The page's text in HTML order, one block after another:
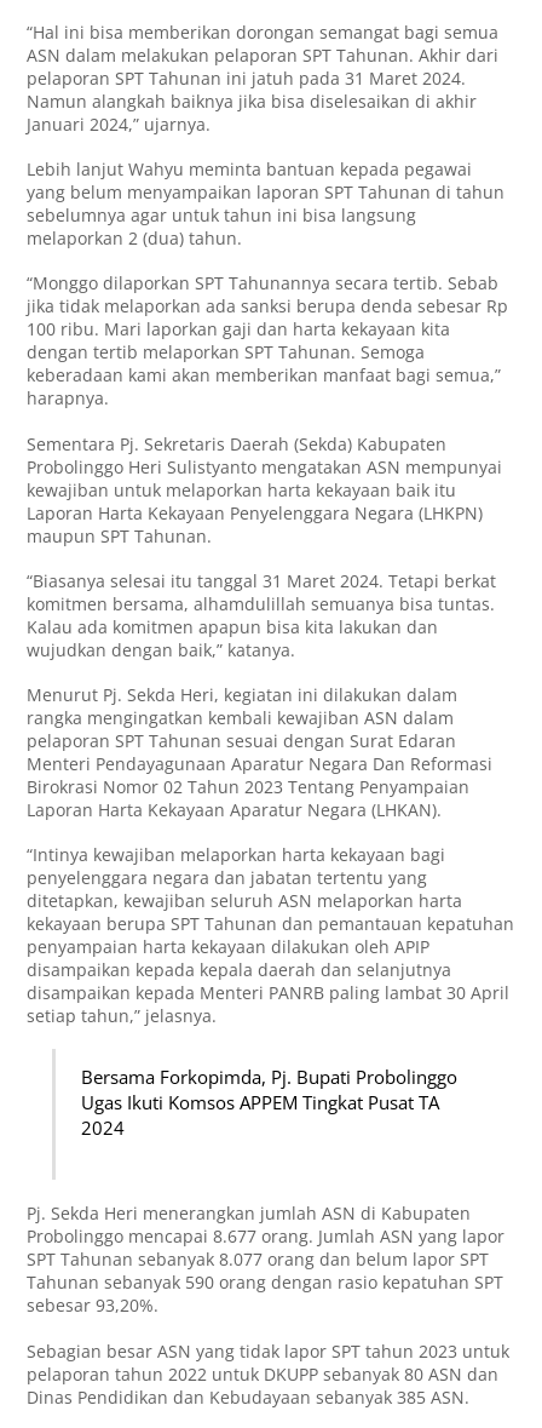
“Hal ini bisa memberikan dorongan semangat bagi semua
ASN dalam melakukan pelaporan SPT Tahunan. Akhir dari
pelaporan SPT Tahunan ini jatuh pada 31 Maret 2024.
Namun alangkah baiknya jika bisa diselesaikan di akhir
Januari 2024,” ujarnya.
Lebih lanjut Wahyu meminta bantuan kepada pegawai
yang belum menyampaikan laporan SPT Tahunan di tahun
sebelumnya agar untuk tahun ini bisa langsung
melaporkan 2 (dua) tahun.
“Monggo dilaporkan SPT Tahunannya secara tertib. Sebab
jika tidak melaporkan ada sanksi berupa denda sebesar Rp
100 ribu. Mari laporkan gaji dan harta kekayaan kita
dengan tertib melaporkan SPT Tahunan. Semoga
keberadaan kami akan memberikan manfaat bagi semua,”
harapnya.
Sementara Pj. Sekretaris Daerah (Sekda) Kabupaten
Probolinggo Heri Sulistyanto mengatakan ASN mempunyai
kewajiban untuk melaporkan harta kekayaan baik itu
Laporan Harta Kekayaan Penyelenggara Negara (LHKPN)
maupun SPT Tahunan.
“Biasanya selesai itu tanggal 31 Maret 2024. Tetapi berkat
komitmen bersama, alhamdulillah semuanya bisa tuntas.
Kalau ada komitmen apapun bisa kita lakukan dan
wujudkan dengan baik,” katanya.
Menurut Pj. Sekda Heri, kegiatan ini dilakukan dalam
rangka mengingatkan kembali kewajiban ASN dalam
pelaporan SPT Tahunan sesuai dengan Surat Edaran
Menteri Pendayagunaan Aparatur Negara Dan Reformasi
Birokrasi Nomor 02 Tahun 2023 Tentang Penyampaian
Laporan Harta Kekayaan Aparatur Negara (LHKAN).
“Intinya kewajiban melaporkan harta kekayaan bagi
penyelenggara negara dan jabatan tertentu yang
ditetapkan, kewajiban seluruh ASN melaporkan harta
kekayaan berupa SPT Tahunan dan pemantauan kepatuhan
penyampaian harta kekayaan dilakukan oleh APIP
disampaikan kepada kepala daerah dan selanjutnya
disampaikan kepada Menteri PANRB paling lambat 30 April
setiap tahun,” jelasnya.
Bersama Forkopimda, Pj. Bupati Probolinggo
Ugas Ikuti Komsos APPEM Tingkat Pusat TA
2024
Pj. Sekda Heri menerangkan jumlah ASN di Kabupaten
Probolinggo mencapai 8.677 orang. Jumlah ASN yang lapor
SPT Tahunan sebanyak 8.077 orang dan belum lapor SPT
Tahunan sebanyak 590 orang dengan rasio kepatuhan SPT
sebesar 93,20%.
Sebagian besar ASN yang tidak lapor SPT tahun 2023 untuk
pelaporan tahun 2022 untuk DKUPP sebanyak 80 ASN dan
Dinas Pendidikan dan Kebudayaan sebanyak 385 ASN.